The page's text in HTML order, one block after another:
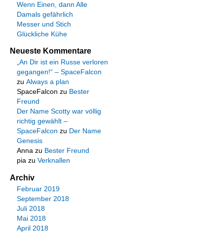
Wenn Einen, dann Alle
Damals gefährlich
Messer und Stich
Glückliche Kühe
Neueste Kommentare
„An Dir ist ein Russe verloren
gegangen!“ – SpaceFalcon
zu Always a plan
SpaceFalcon zu Bester
Freund
Der Name Scotty war völlig
richtig gewählt –
SpaceFalcon zu Der Name
Genesis
Annazu Bester Freund
piazu Verknallen
Archiv
Februar 2019
September 2018
Juli 2018
Mai 2018
April 2018